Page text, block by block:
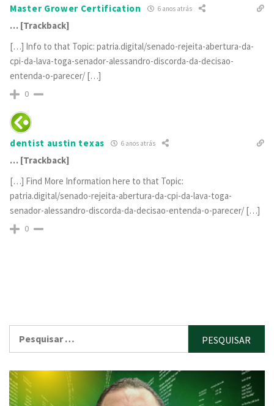
Master Grower Certification 6 anos atrás
… [Trackback]
[…] Info to that Topic: patria.digital/senado-rejeita-abertura-da-
cpi-da-lava-toga-senador-alessandro-discorda-da-decisao-
entenda-o-parecer/ […]
0
dentist austin texas 6 anos atrás
… [Trackback]
[…] Find More Information here to that Topic:
patria.digital/senado-rejeita-abertura-da-cpi-da-lava-toga-
senador-alessandro-discorda-da-decisao-entenda-o-parecer/ […]
0
por: